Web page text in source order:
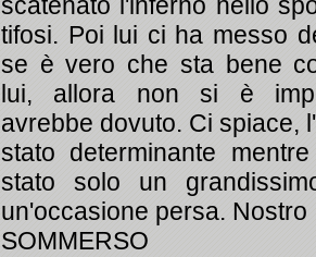
scatenato l'inferno nello
tifosi. Poi lui ci ha messo
se è vero che sta bene
lui, allora non si è
avrebbe dovuto. Ci spiace,
stato determinante
stato solo un
un'occasione persa. Nostro
SOMMERSO